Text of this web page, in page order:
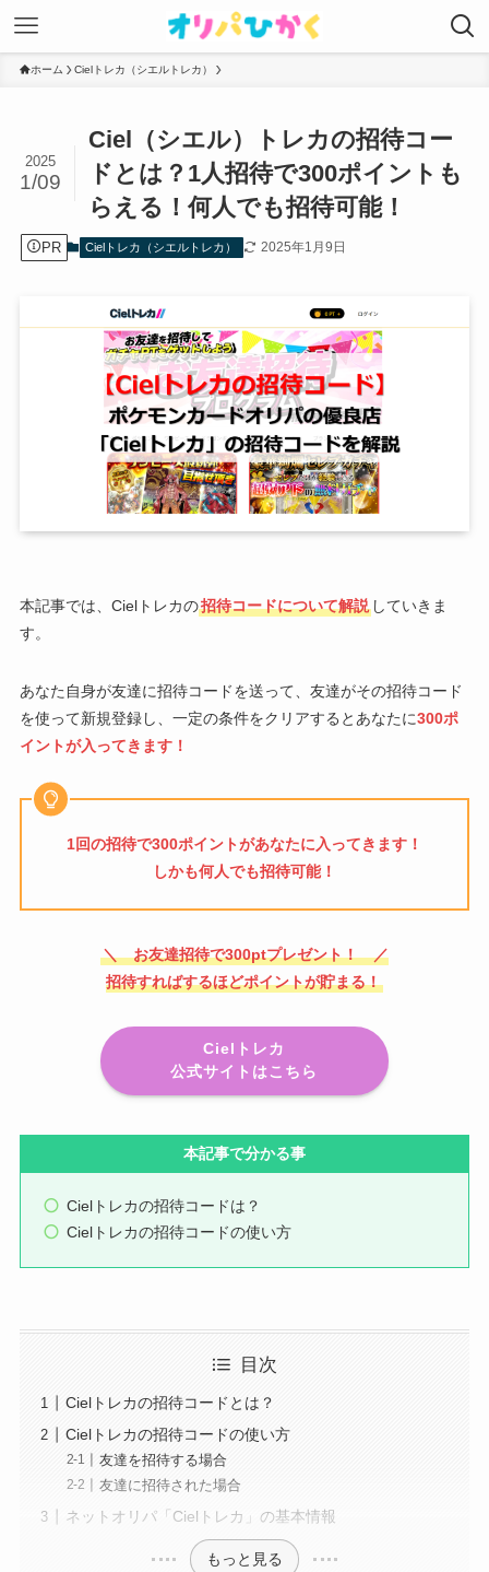
ホーム Cielトレカ（シエルトレカ）
Ciel（シエル）トレカの招待コー
ドとは？1人招待で300ポイントも
らえる！何人でも招待可能！
2025
1/09
PR Cielトレカ（シエルトレカ） 2025年1月9日
本記事では、Cielトレカの招待コードについて解説していきま
す。
あなた自身が友達に招待コードを送って、友達がその招待コード
を使って新規登録し、一定の条件をクリアするとあなたに300ポ
イントが入ってきます！
1回の招待で300ポイントがあなたに入ってきます！
しかも何人でも招待可能！
＼ お友達招待で300ptプレゼント！ ／
招待すればするほどポイントが貯まる！
Cielトレカ
公式サイトはこちら
本記事で分かる事
Cielトレカの招待コードは？
Cielトレカの招待コードの使い方
目次
Cielトレカの招待コードとは？
Cielトレカの招待コードの使い方
友達を招待する場合
友達に招待された場合
ネットオリパ「Cielトレカ」の基本情報
もっと見る